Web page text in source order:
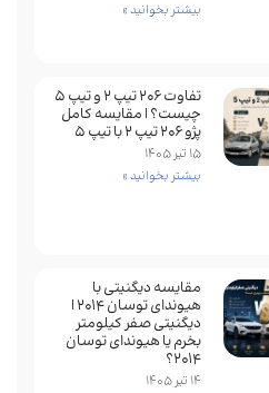
بیشتر بخوانید »
تفاوت ۲۰۶ تیپ ۲ و تیپ ۵
چیست؟ | مقایسه کامل
پژو ۲۰۶ تیپ ۲ با تیپ ۵
15 تیر 1405
بیشتر بخوانید »
مقایسه دیگنیتی با
هیوندای توسان 2014 |
دیگنیتی صفر کیلومتر
بخرم یا هیوندای توسان
2014؟
14 تیر 1405